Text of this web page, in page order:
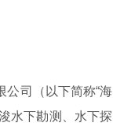
公司（以下简称“海
水下勘测、水下探